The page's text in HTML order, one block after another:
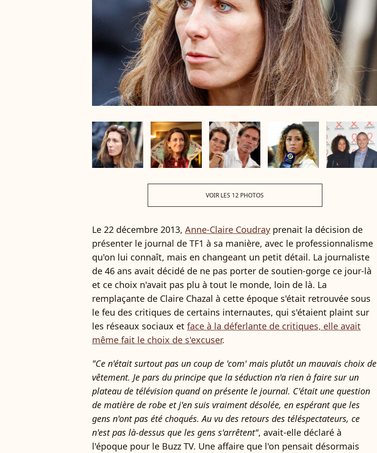
VOIR LES 12 PHOTOS
Le 22 décembre 2013, Anne-Claire Coudray prenait la décision de
présenter le journal de TF1 à sa manière, avec le professionnalisme
qu'on lui connaît, mais en changeant un petit détail. La journaliste
de 46 ans avait décidé de ne pas porter de soutien-gorge ce jour-là
et ce choix n'avait pas plu à tout le monde, loin de là. La
remplaçante de Claire Chazal à cette époque s'était retrouvée sous
le feu des critiques de certains internautes, qui s'étaient plaint sur
les réseaux sociaux et face à la déferlante de critiques, elle avait
même fait le choix de s'excuser.
"Ce n'était surtout pas un coup de 'com' mais plutôt un mauvais choix de
vêtement. Je pars du principe que la séduction n'a rien à faire sur un
plateau de télévision quand on présente le journal. C'était une question
de matière de robe et j'en suis vraiment désolée, en espérant que les
gens n'ont pas été choqués. Au vu des retours des téléspectateurs, ce
n'est pas là-dessus que les gens s'arrêtent", avait-elle déclaré à
l'époque pour le Buzz TV. Une affaire que l'on pensait désormais